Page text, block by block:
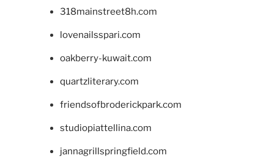
318mainstreet8h.com
lovenailsspari.com
oakberry-kuwait.com
quartzliterary.com
friendsofbroderickpark.com
studiopiattellina.com
jannagrillspringfield.com